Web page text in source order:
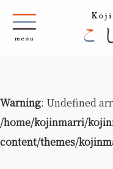
Warning: Undefined
/home/kojinmarri/
content/themes/